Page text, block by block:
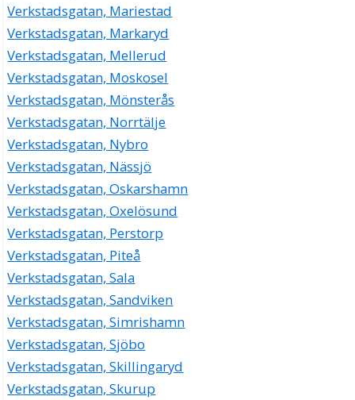
Verkstadsgatan, Mariestad
Verkstadsgatan, Markaryd
Verkstadsgatan, Mellerud
Verkstadsgatan, Moskosel
Verkstadsgatan, Mönsterås
Verkstadsgatan, Norrtälje
Verkstadsgatan, Nybro
Verkstadsgatan, Nässjö
Verkstadsgatan, Oskarshamn
Verkstadsgatan, Oxelösund
Verkstadsgatan, Perstorp
Verkstadsgatan, Piteå
Verkstadsgatan, Sala
Verkstadsgatan, Sandviken
Verkstadsgatan, Simrishamn
Verkstadsgatan, Sjöbo
Verkstadsgatan, Skillingaryd
Verkstadsgatan, Skurup